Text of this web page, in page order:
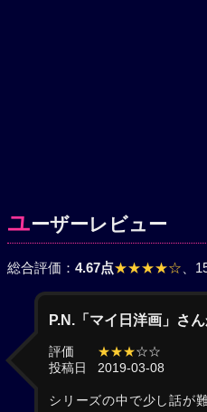
ユーザーレビュー
総合評価： 4.67点★★★★☆ 、
P.N.「マイ日洋画」さ
評価 ★★★☆☆
投稿日
2019-03-08
シリーズの中で少し話が